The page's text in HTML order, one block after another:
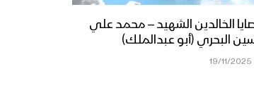
الخالدين الشهيد – محمد علي
البحري (أبو عبدالملك)
19/11/2025